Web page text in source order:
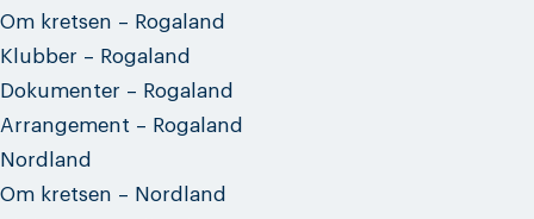
Om kretsen – Rogaland
Klubber – Rogaland
Dokumenter – Rogaland
Arrangement – Rogaland
Nordland
Om kretsen – Nordland